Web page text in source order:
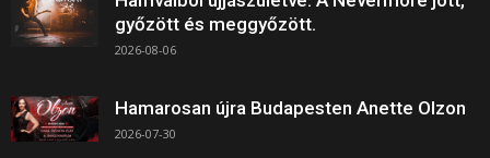
győzött és meggyőzött.
2026-08-06
Hamarosan újra Budapesten Anette Olzon
2026-07-30